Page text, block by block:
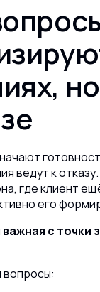
ведут к
где клиент
его
с точки
вопросы: